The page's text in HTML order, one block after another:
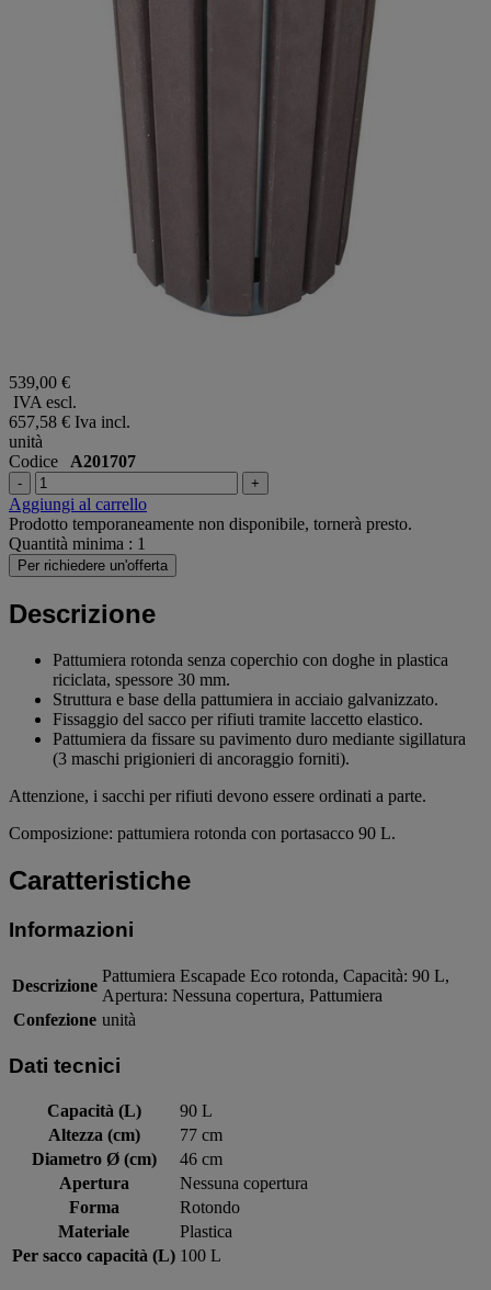
539,00 €
IVA escl.
657,58 € Iva incl.
unità
Codice A201707
- +
Aggiungi al carrello
Prodotto temporaneamente non disponibile, tornerà presto.
Quantità minima : 1
Per richiedere un'offerta
Descrizione
Pattumiera rotonda senza coperchio con doghe in plastica
riciclata, spessore 30 mm.
Struttura e base della pattumiera in acciaio galvanizzato.
Fissaggio del sacco per rifiuti tramite laccetto elastico.
Pattumiera da fissare su pavimento duro mediante sigillatura
(3 maschi prigionieri di ancoraggio forniti).
Attenzione, i sacchi per rifiuti devono essere ordinati a parte.
Composizione: pattumiera rotonda con portasacco 90 L.
Caratteristiche
Informazioni
Descrizione
Pattumiera Escapade Eco rotonda, Capacità: 90 L,
Apertura: Nessuna copertura, Pattumiera
Confezione unità
Dati tecnici
Capacità (L)
90 L
Altezza (cm)
77 cm
Diametro Ø (cm)
46 cm
Apertura
Nessuna copertura
Forma
Rotondo
Materiale
Plastica
Per sacco capacità (L) 100 L